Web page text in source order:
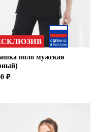
поло мужская
₽